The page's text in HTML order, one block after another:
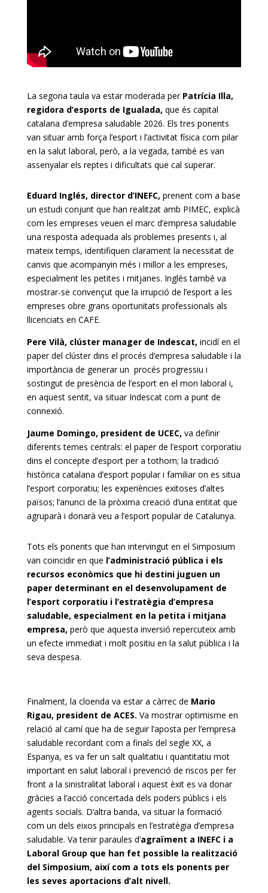
La segona taula va estar moderada per Patrícia Illa,
regidora d’esports de Igualada, que és capital
catalana d’empresa saludable 2026. Els tres ponents
van situar amb força l’esport i l’activitat física com pilar
en la salut laboral, però, a la vegada, també es van
assenyalar els reptes i dificultats que cal superar.
Eduard Inglés, director d’INEFC, prenent com a base
un estudi conjunt que han realitzat amb PIMEC, explicà
com les empreses veuen el marc d’empresa saludable
una resposta adequada als problemes presents i, al
mateix temps, identifiquen clarament la necessitat de
canvis que acompanyin més i millor a les empreses,
especialment les petites i mitjanes. Inglés també va
mostrar-se convençut que la irrupció de l’esport a les
empreses obre grans oportunitats professionals als
llicenciats en CAFE.
Pere Vilà, clúster manager de Indescat, incidí en el
paper del clúster dins el procés d’empresa saludable i la
importància de generar un procés progressiu i
sostingut de presència de l’esport en el mon laboral i,
en aquest sentit, va situar Indescat com a punt de
connexió.
Jaume Domingo, president de UCEC, va definir
diferents temes centrals: el paper de l’esport corporatiu
dins el concepte d’esport per a tothom; la tradició
històrica catalana d’esport popular i familiar on es situa
l’esport corporatiu; les experiències exitoses d’altes
països; l’anunci de la pròxima creació d’una entitat que
agruparà i donarà veu a l’esport popular de Catalunya.
Tots els ponents que han intervingut en el Simposium
van coincidir en que l’administració pública i els
recursos econòmics que hi destini juguen un
paper determinant en el desenvolupament de
l’esport corporatiu i l’estratègia d’empresa
saludable, especialment en la petita i mitjana
empresa, però que aquesta inversió repercuteix amb
un efecte immediat i molt positiu en la salut pública i la
seva despesa.
Finalment, la cloenda va estar a càrrec de Mario
Rigau, president de ACES. Va mostrar optimisme en
relació al camí que ha de seguir l’aposta per l’empresa
saludable recordant com a finals del segle XX, a
Espanya, es va fer un salt qualitatiu i quantitatiu mot
important en salut laboral i prevenció de riscos per fer
front a la sinistralitat laboral i aquest èxit es va donar
gràcies a l’acció concertada dels poders públics i els
agents socials. D’altra banda, va situar la formació
com un dels eixos principals en l’estratègia d’empresa
saludable. Va tenir paraules d’agraïment a INEFC i a
Laboral Group que han fet possible la realització
del Simposium, així com a tots els ponents per
les seves aportacions d’alt nivell.